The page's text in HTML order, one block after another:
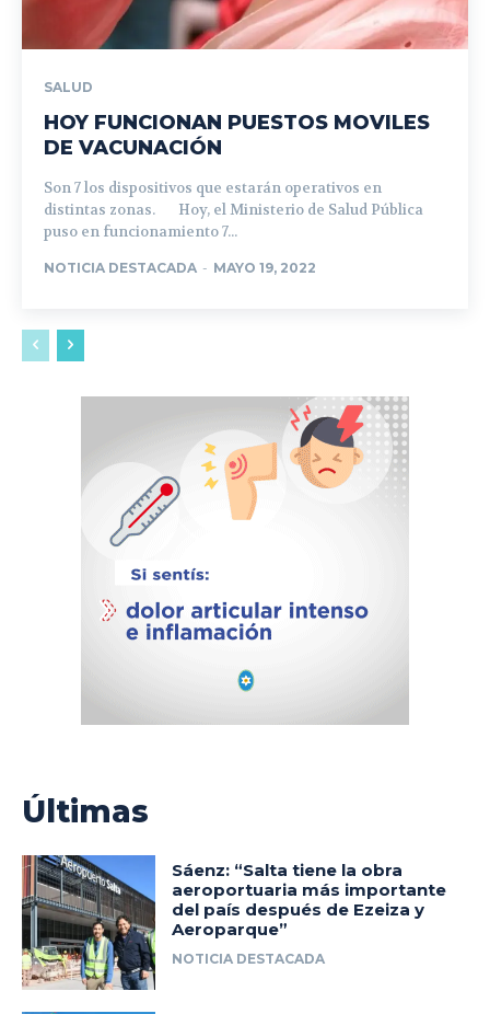
SALUD
HOY FUNCIONAN PUESTOS MOVILES
DE VACUNACIÓN
Son 7 los dispositivos que estarán operativos en
distintas zonas. Hoy, el Ministerio de Salud Pública
puso en funcionamiento 7...
NOTICIA DESTACADA - MAYO 19, 2022
Últimas
Sáenz: “Salta tiene la obra
aeroportuaria más importante
del país después de Ezeiza y
Aeroparque”
NOTICIA DESTACADA